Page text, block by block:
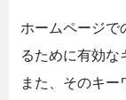
ホームページで
るために有効な
また、そのキ